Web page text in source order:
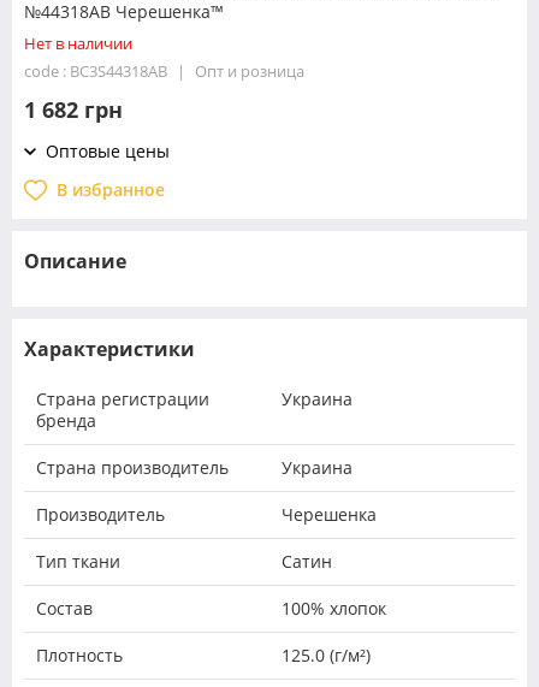
№44318AB Черешенка™
Нет в наличии
code : BC3S44318AB
Опт и розница
1 682 грн
Оптовые цены
В избранное
Описание
Характеристики
Страна регистрации
бренда
Украина
Страна производитель Украина
Производитель Черешенка
Тип ткани Сатин
Состав 100% хлопок
Плотность 125.0 (г/м²)